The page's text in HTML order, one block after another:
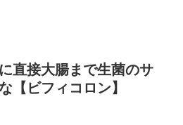
直接大腸まで生菌のサ
【ビフィコロン】